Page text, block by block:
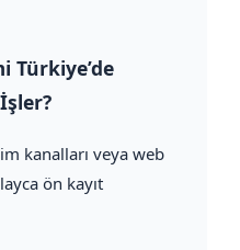
Türkiye’de
kanalları veya web
ön kayıt